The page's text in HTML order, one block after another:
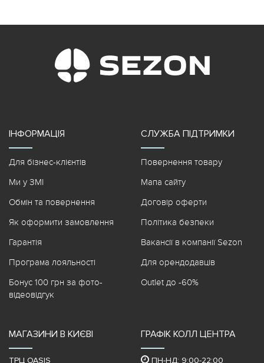
ІНФОРМАЦІЯ
Для бізнес-клієнтів
Ми у ЗМІ
Обмін та повернення
Як оформити замовлення
Гарантія
Програма лояльності
Бонус 100 грн за фото-
відеовідгук
СЛУЖБА ПІДТРИМКИ
Повернення товару
Мапа сайту
Договір оферти
Політика безпеки
Вакансії в компанії Sezon
Для орендодавців
Outlet до -60%
МАГАЗИНИ В КИЄВІ
ТРЦ OASIS
ГРАФІК КОЛЛ ЦЕНТРА
ПН-НД: 9:00-22:00